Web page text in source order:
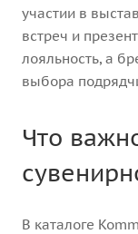
участии в
встреч и
лояльность, а
выбора
Что
В каталоге